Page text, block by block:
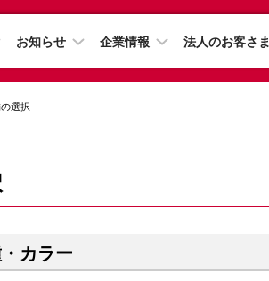
お知らせ 企業情報 法人のお客さま
選択
カラー